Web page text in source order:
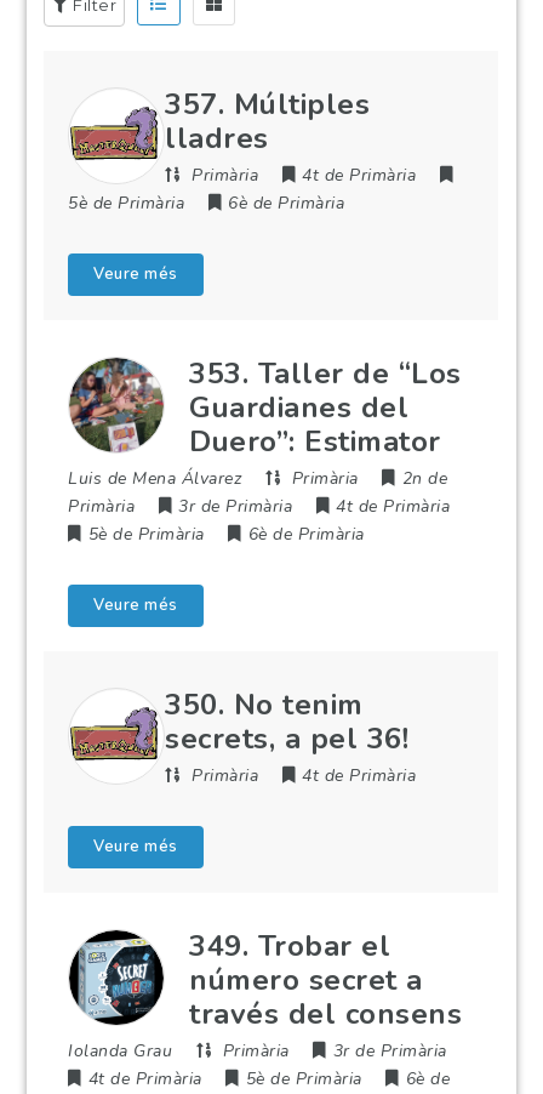
Filter
357. Múltiples
lladres
Primària
4t de Primària
5è de Primària
6è de Primària
Veure més
353. Taller de “Los
Guardianes del
Duero”: Estimator
Luis de Mena Álvarez Primària
2n de
Primària
3r de Primària
4t de Primària
5è de Primària
6è de Primària
Veure més
350. No tenim
secrets, a pel 36!
Primària 4t de Primària
Veure més
349. Trobar el
número secret a
través del consens
Iolanda Grau Primària
3r de Primària
4t de Primària
5è de Primària
6è de